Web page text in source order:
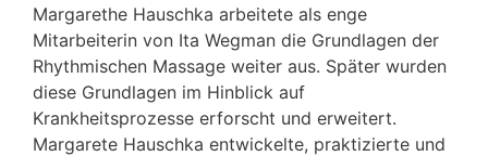
Margarethe Hauschka arbeitete als enge
Mitarbeiterin von Ita Wegman die Grundlagen der
Rhythmischen Massage weiter aus. Später wurden
diese Grundlagen im Hinblick auf
Krankheitsprozesse erforscht und erweitert.
Margarete Hauschka entwickelte, praktizierte und